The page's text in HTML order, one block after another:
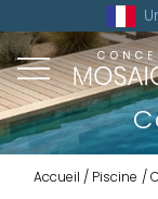
Accueil Piscine